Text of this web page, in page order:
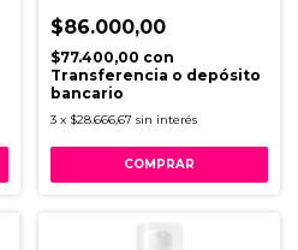
$86.000,00
$77.400,00 con
Transferencia o depósito
bancario
3 x $28.666,67 sin interés